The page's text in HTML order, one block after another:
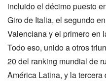
incluido el décimo puesto
Giro de Italia, el segundo
Valenciana y el primero en
Todo eso, unido a otros
20 del ranking mundial de
América Latina, y la